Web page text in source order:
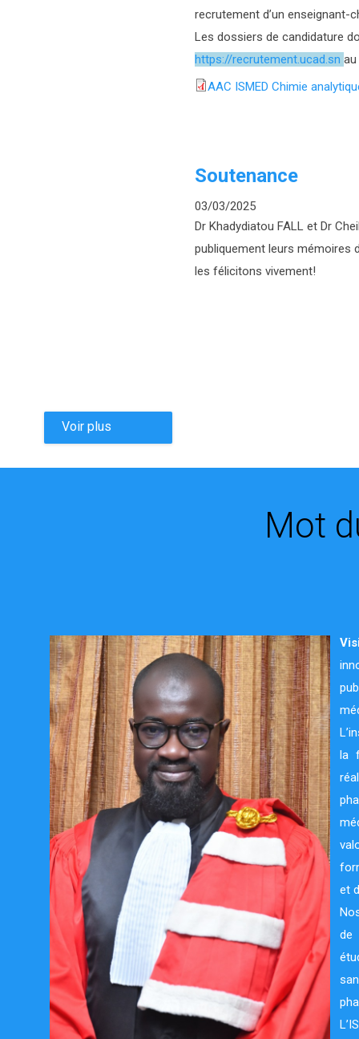
recrutement d’un enseignant-
Les dossiers de candidature
https://recrutement.ucad.sn
AAC ISMED Chimie
Soutenance
03/03/2025
Dr Khadydiatou FALL et Dr
publiquement leurs mémoires
les félicitons vivement!
Voir plus
Mot
la
et
de